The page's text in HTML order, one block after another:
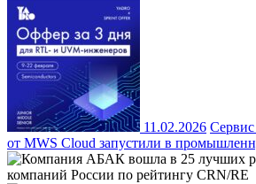
11.02.2026 Сервис
от MWS Cloud запустили в